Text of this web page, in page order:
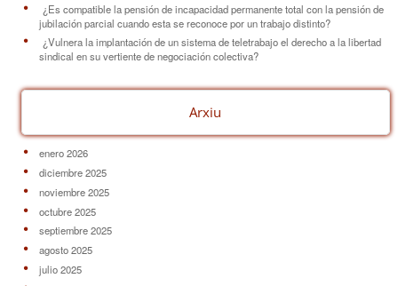
¿Es compatible la pensión de incapacidad permanente total con la pensión de
jubilación parcial cuando esta se reconoce por un trabajo distinto?
¿Vulnera la implantación de un sistema de teletrabajo el derecho a la libertad
sindical en su vertiente de negociación colectiva?
Arxiu
enero 2026
diciembre 2025
noviembre 2025
octubre 2025
septiembre 2025
agosto 2025
julio 2025